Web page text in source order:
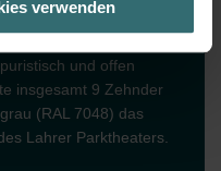
Ihrem Gerät
dieser Seite
„Notwendig“). Für
wir Ihre Einwilligung.
Cookie-Typen.
platziert, die auf
verwenden
Heizkörper seine
und offen
insgesamt 9 Zehnder
(RAL 7048) das
Lahrer Parktheaters.